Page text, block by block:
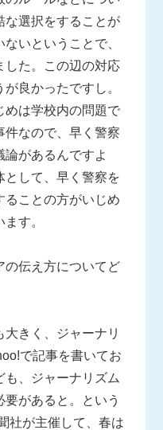
な選択をすることが
いということで、
した。この辺の対応
良かったですし。
めは学校内の問題で
件なので、早く警察
論があるんですよ
として、早く警察を
ることの方がいじめ
す。
の伝え方についてど
きく、ジャーナリ
で記事を書いてお
も、ジャーナリズム
があると。という
社が主催して、春は